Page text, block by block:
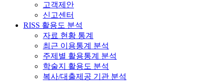
고객제안
신고센터
RISS 활용도 분석
자료 현황 통계
최근 이용통계 분석
주제별 활용통계 분석
학술지 활용도 분석
복사/대출제공 기관 분석